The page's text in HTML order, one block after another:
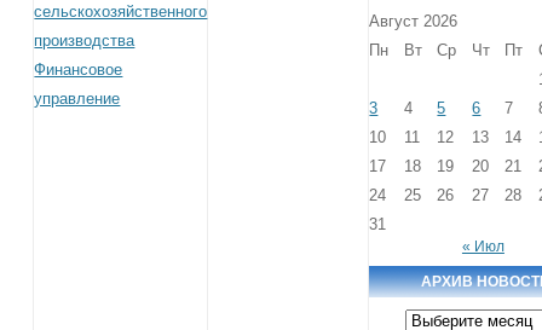
сельскохозяйственного
производства
Финансовое
управление
Август 2026
Пн
Вт Ср Чт Пт
3
4 5 6 7
10
11 12 13 14
17
18 19 20 21
24
25 26 27 28
31
« Июл
АРХИВ
Архив